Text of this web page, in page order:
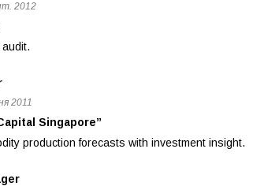
2012
2011
Singapore”
production forecasts with investment insight.